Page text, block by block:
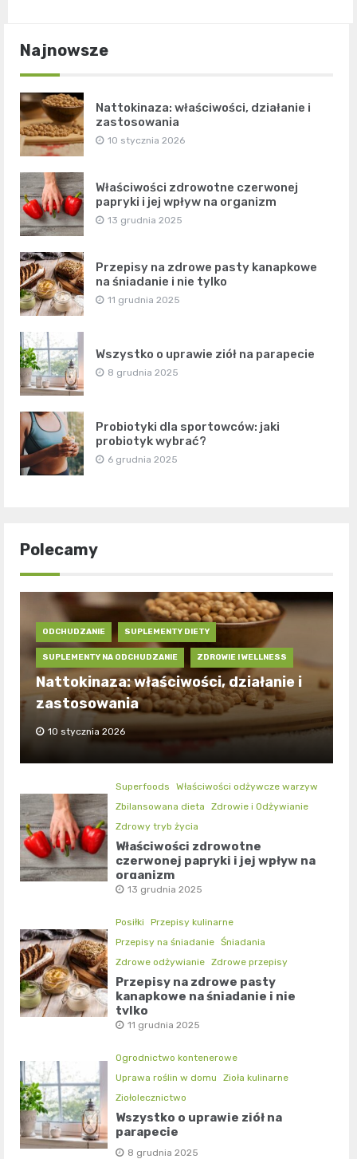
Najnowsze
Nattokinaza: właściwości, działanie i
zastosowania
10 stycznia 2026
Właściwości zdrowotne czerwonej
papryki i jej wpływ na organizm
13 grudnia 2025
Przepisy na zdrowe pasty kanapkowe
na śniadanie i nie tylko
11 grudnia 2025
Wszystko o uprawie ziół na parapecie
8 grudnia 2025
Probiotyki dla sportowców: jaki
probiotyk wybrać?
6 grudnia 2025
Polecamy
ODCHUDZANIE SUPLEMENTY DIETY
SUPLEMENTY NA ODCHUDZANIE ZDROWIE I WELLNESS
Nattokinaza: właściwości, działanie i
zastosowania
10 stycznia 2026
Superfoods
Właściwości odżywcze warzyw
Zbilansowana dieta
Zdrowie i Odżywianie
Zdrowy tryb życia
Właściwości zdrowotne
czerwonej papryki i jej wpływ na
organizm
13 grudnia 2025
Posiłki
Przepisy kulinarne
Przepisy na śniadanie Śniadania
Zdrowe odżywianie Zdrowe przepisy
Przepisy na zdrowe pasty
kanapkowe na śniadanie i nie
tylko
11 grudnia 2025
Ogrodnictwo kontenerowe
Uprawa roślin w domu
Zioła kulinarne
Ziołolecznictwo
Wszystko o uprawie ziół na
parapecie
8 grudnia 2025